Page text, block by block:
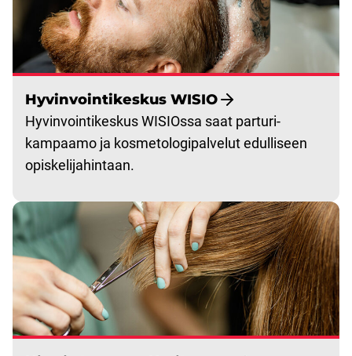
Hyvinvointikeskus WISIO
Hyvinvointikeskus WISIOssa saat parturi-
kampaamo ja kosmetologipalvelut edulliseen
opiskelijahintaan.